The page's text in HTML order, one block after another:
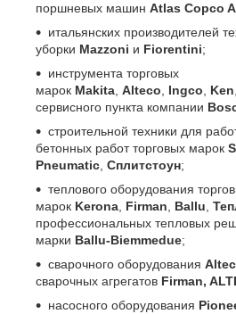
поршневых машин Atlas Copco
итальянских производителей
уборки Mazzoni и Fiorentini;
инструмента торговых
марок Makita, Alteco, Ingco, Ken
сервисного пункта компании
строительной техники для
бетонных работ торговых марок
Pneumatic, Сплитстоун;
теплового оборудования
марок Kerona, Firman, Ballu,
профессиональных тепловых
марки Ballu-Biemmedue;
сварочного оборудования
сварочных агрегатов Firman,
насосного оборудования